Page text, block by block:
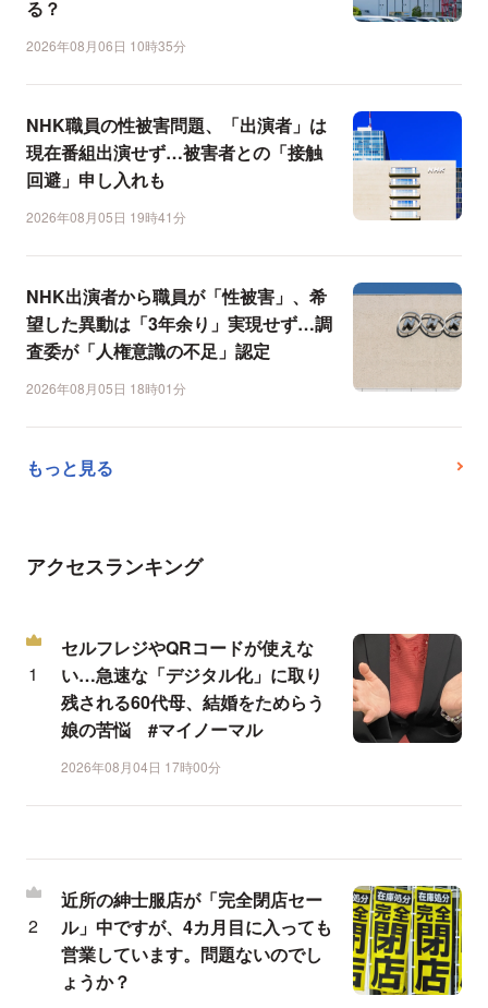
る？
2026年08月06日 10時35分
NHK職員の性被害問題、「出演者」は
現在番組出演せず…被害者との「接触
回避」申し入れも
2026年08月05日 19時41分
NHK出演者から職員が「性被害」、希
望した異動は「3年余り」実現せず…調
査委が「人権意識の不足」認定
2026年08月05日 18時01分
もっと見る
アクセスランキング
セルフレジやQRコードが使えな
い…急速な「デジタル化」に取り
残される60代母、結婚をためらう
娘の苦悩 #マイノーマル
2026年08月04日 17時00分
近所の紳士服店が「完全閉店セー
ル」中ですが、4カ月目に入っても
営業しています。問題ないのでし
ょうか？